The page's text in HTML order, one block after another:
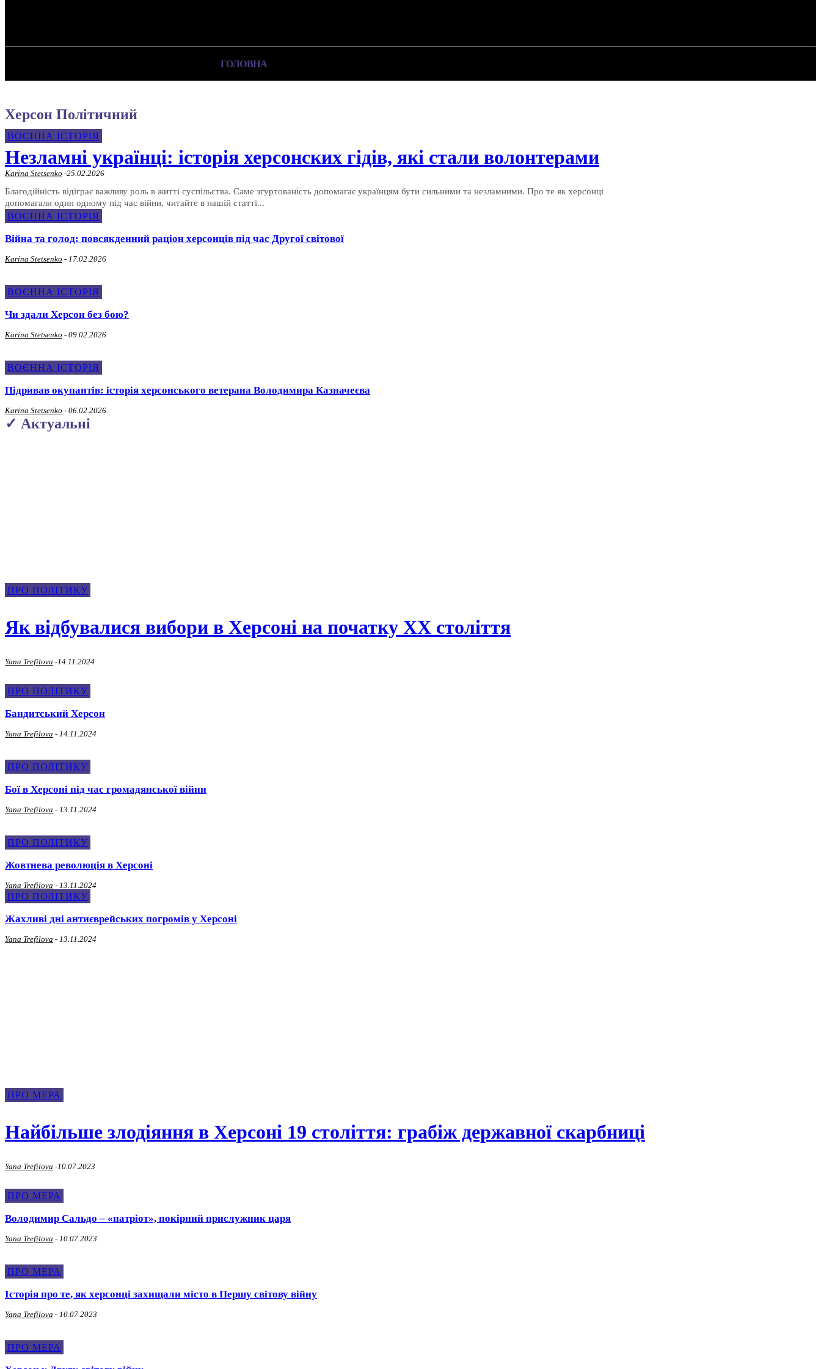
ГОЛОВНА
Херсон Політичний
ВОЄННА ІСТОРІЯ
Незламні українці: історія херсонских гідів, які стали волонтерами
Karina Stetsenko -25.02.2026
Благодійність відіграє важливу роль в житті суспільства. Саме згуртованість допомагає українцям бути сильними та незламними. Про те як херсонці
допомагали один одному під час війни, читайте в нашій статті...
ВОЄННА ІСТОРІЯ
Війна та голод: повсякденний раціон херсонців під час Другої світової
Karina Stetsenko - 17.02.2026
ВОЄННА ІСТОРІЯ
Чи здали Херсон без бою?
Karina Stetsenko - 09.02.2026
ВОЄННА ІСТОРІЯ
Підривав окупантів: історія херсонського ветерана Володимира Казначеєва
Karina Stetsenko - 06.02.2026
✓ Актуальні
ПРО ПОЛІТИКУ
Як відбувалися вибори в Херсоні на початку XX століття
Yana Trefilova -14.11.2024
ПРО ПОЛІТИКУ
Бандитський Херсон
Yana Trefilova - 14.11.2024
ПРО ПОЛІТИКУ
Бої в Херсоні під час громадянської війни
Yana Trefilova - 13.11.2024
ПРО ПОЛІТИКУ
Жовтнева революція в Херсоні
Yana Trefilova - 13.11.2024
ПРО ПОЛІТИКУ
Жахливі дні антиєврейських погромів у Херсоні
Yana Trefilova - 13.11.2024
ПРО МЕРА
Найбільше злодіяння в Херсоні 19 століття: грабіж державної скарбниці
Yana Trefilova -10.07.2023
ПРО МЕРА
Володимир Сальдо – «патріот», покірний прислужник царя
Yana Trefilova - 10.07.2023
ПРО МЕРА
Історія про те, як херсонці захищали місто в Першу світову війну
Yana Trefilova - 10.07.2023
ПРО МЕРА